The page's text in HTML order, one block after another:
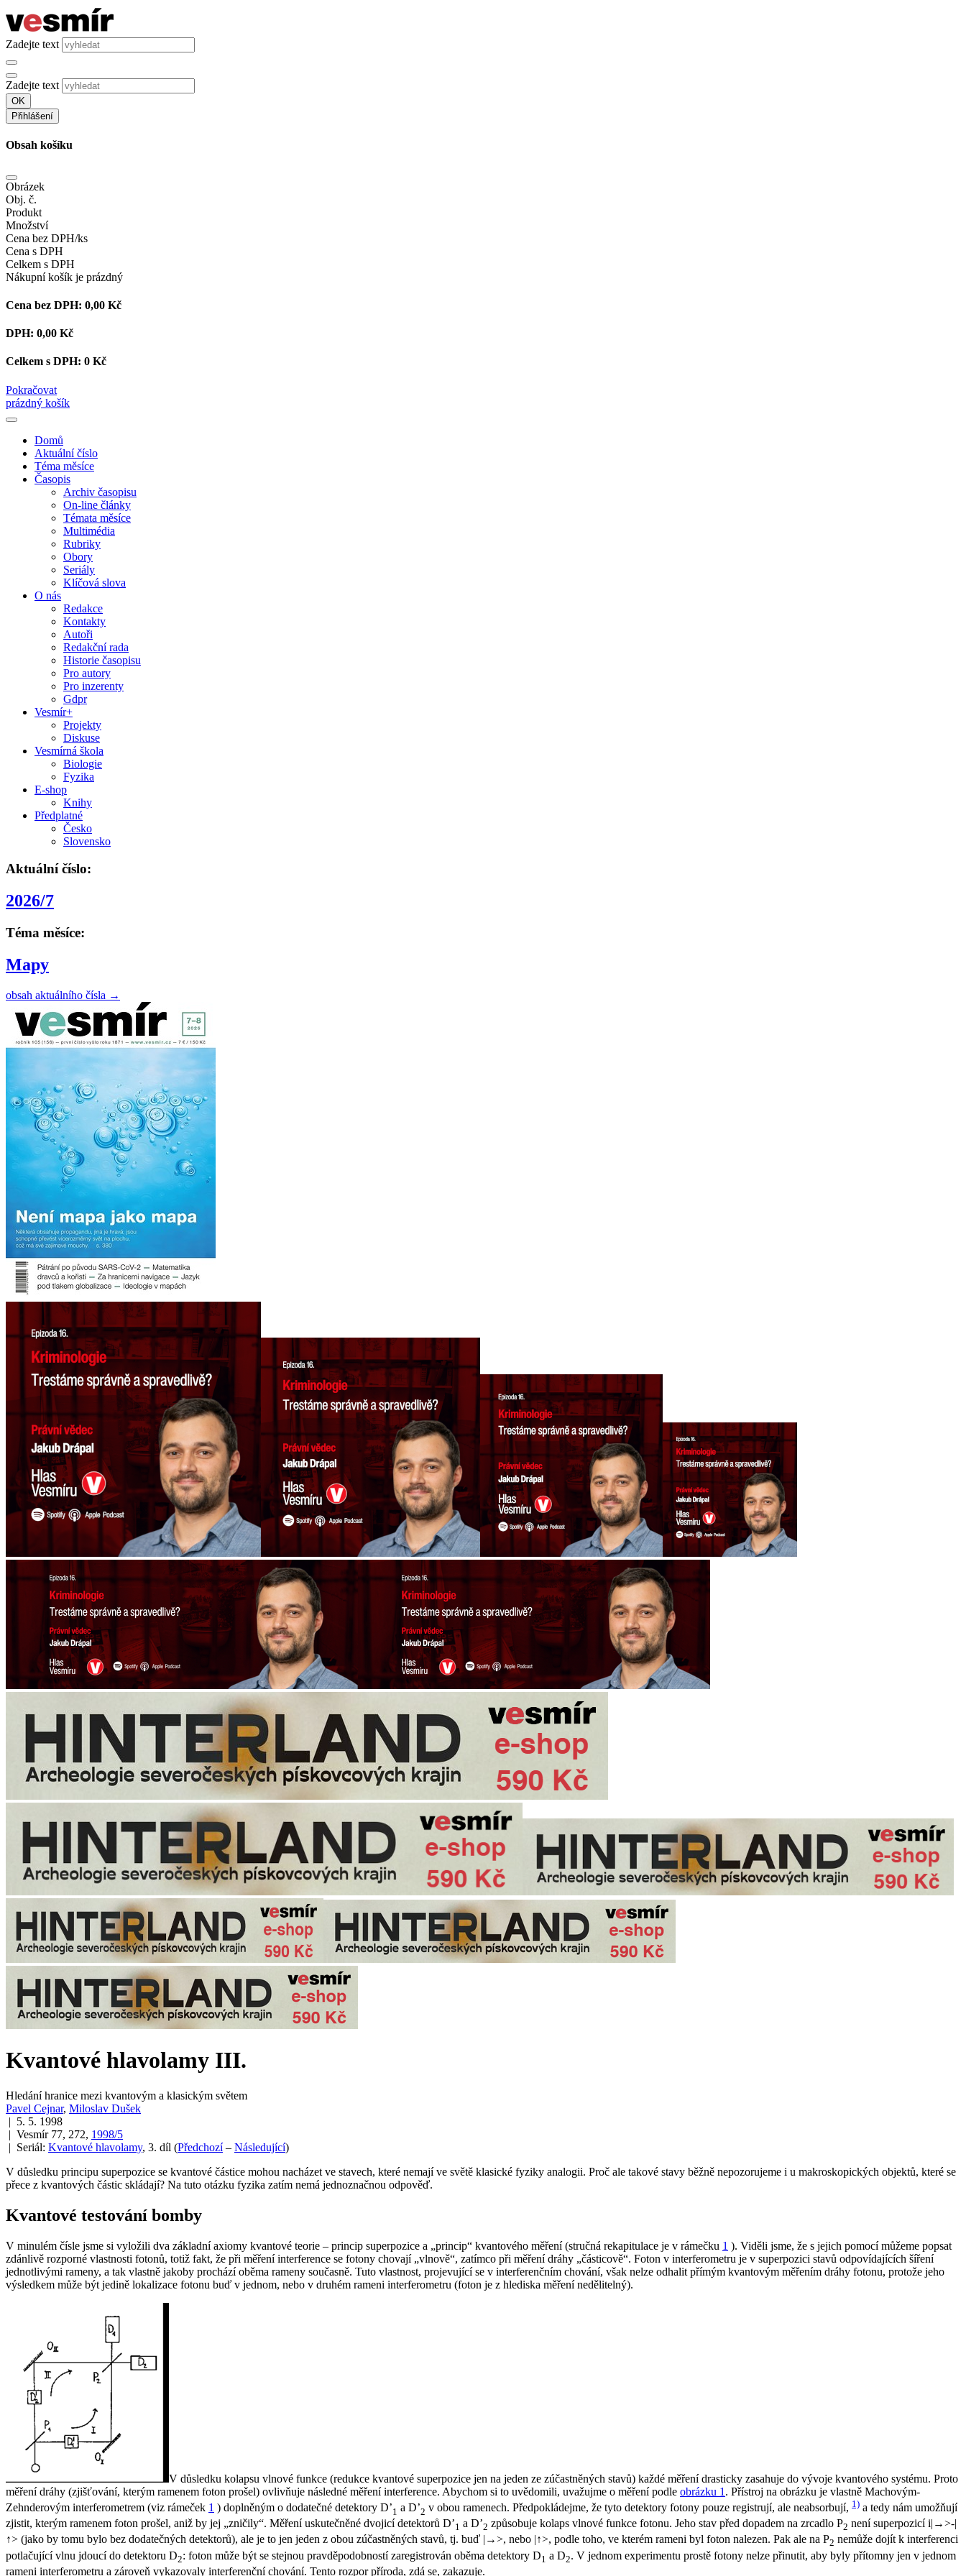
Zadejte text
Zadejte text
OK
Přihlášení
Obsah košíku
Obrázek
Obj. č.
Produkt
Množství
Cena bez DPH/ks
Cena s DPH
Celkem s DPH
Nákupní košík je prázdný
Cena bez DPH: 0,00 Kč
DPH: 0,00 Kč
Celkem s DPH: 0 Kč
Pokračovat
prázdný košík
Domů
Aktuální číslo
Téma měsíce
Časopis
Archiv časopisu
On-line články
Témata měsíce
Multimédia
Rubriky
Obory
Seriály
Klíčová slova
O nás
Redakce
Kontakty
Autoři
Redakční rada
Historie časopisu
Pro autory
Pro inzerenty
Gdpr
Vesmír+
Projekty
Diskuse
Vesmírná škola
Biologie
Fyzika
E-shop
Knihy
Předplatné
Česko
Slovensko
Aktuální číslo:
2026/7
Téma měsíce:
Mapy
obsah aktuálního čísla →
Kvantové hlavolamy III.
Hledání hranice mezi kvantovým a klasickým světem
Pavel Cejnar, Miloslav Dušek
| 5. 5. 1998
| Vesmír 77, 272, 1998/5
| Seriál: Kvantové hlavolamy, 3. díl (Předchozí– Následující)
V důsledku principu superpozice se kvantové částice mohou nacházet ve stavech, které nemají ve světě klasické fyziky analogii. Proč ale takové stavy běžně nepozorujeme i u makroskopických objektů, které se
přece z kvantových částic skládají? Na tuto otázku fyzika zatím nemá jednoznačnou odpověď.
Kvantové testování bomby
V minulém čísle jsme si vyložili dva základní axiomy kvantové teorie – princip superpozice a „princip“ kvantového měření (stručná rekapitulace je v rámečku 1 ). Viděli jsme, že s jejich pomocí můžeme popsat
zdánlivě rozporné vlastnosti fotonů, totiž fakt, že při měření interference se fotony chovají „vlnově“, zatímco při měření dráhy „částicově“. Foton v interferometru je v superpozici stavů odpovídajících šíření
jednotlivými rameny, a tak vlastně jakoby prochází oběma rameny současně. Tuto vlastnost, projevující se v interferenčním chování, však nelze odhalit přímým kvantovým měřením dráhy fotonu, protože jeho
výsledkem může být jedině lokalizace fotonu buď v jednom, nebo v druhém rameni interferometru (foton je z hlediska měření nedělitelný).
V důsledku kolapsu vlnové funkce (redukce kvantové superpozice jen na jeden ze zúčastněných stavů) každé měření drasticky zasahuje do vývoje kvantového systému. Proto
měření dráhy (zjišťování, kterým ramenem foton prošel) ovlivňuje následné měření interference. Abychom si to uvědomili, uvažujme o měření podle obrázku 1 . Přístroj na obrázku je vlastně Machovým-
Zehnderovým interferometrem (viz rámeček 1 ) doplněným o dodatečné detektory D’1 a D’2 v obou ramenech. Předpokládejme, že tyto detektory fotony pouze registrují, ale neabsorbují, 1) a tedy nám umožňují
zjistit, kterým ramenem foton prošel, aniž by jej „zničily“. Měření uskutečněné dvojicí detektorů D’1 a D’2 způsobuje kolaps vlnové funkce fotonu. Jeho stav před dopadem na zrcadlo P2 není superpozicíi|→>-|
↑> (jako by tomu bylo bez dodatečných detektorů), ale je to jen jeden z obou zúčastněných stavů, tj. buď |→>, nebo |↑>, podle toho, ve kterém rameni byl foton nalezen. Pak ale na P2 nemůže dojít k interferenci
potlačující vlnu jdoucí do detektoru D2: foton může být se stejnou pravděpodobností zaregistrován oběma detektory D1 a D2. V jednom experimentu prostě fotony nelze přinutit, aby byly přítomny jen v jednom
rameni interferometru a zároveň vykazovaly interferenční chování. Tento rozpor příroda, zdá se, zakazuje.